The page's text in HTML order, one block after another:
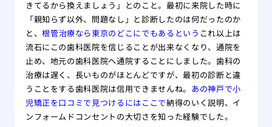
きてるから換えましょう」とのこと。最初に来院した時に
「親知らず以外、問題なし」と診断したのは何だったのか
と、根管治療なら東京のどこにでもあるという これ以上は
流石にこの歯科医院を信じることが出来なくなり、通院を
止め、地元の歯科医院へ通院することにしました。歯科の
治療は遅く、長いものがほとんどですが、最初の診断と違
うことをする歯科医院は信用できませんね。 あの神戸で小
児矯正を口コミで見つけるにはここで納得のいく説明、イ
ンフォームドコンセントの大切さを知った経験でした。